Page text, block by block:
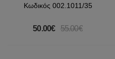
Κωδικός 002.1011/35
50.00€ 55.00€